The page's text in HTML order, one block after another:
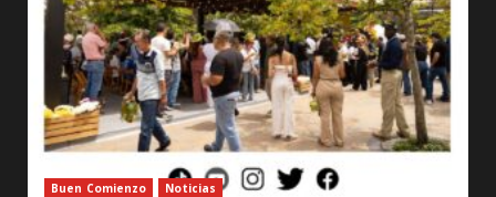
un
paraíso
urbano
para
Robledo
Buen Comienzo Noticias